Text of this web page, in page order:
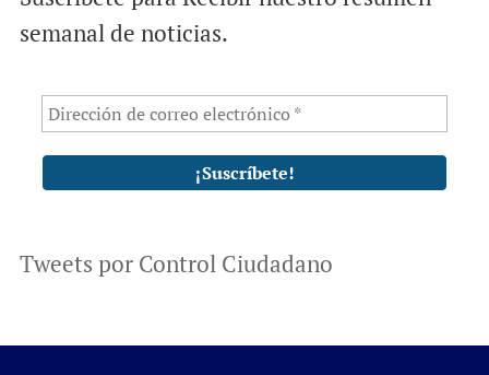
semanal de noticias.
Tweets por Control Ciudadano